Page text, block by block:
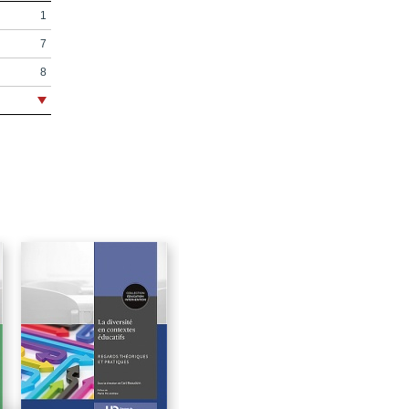
1
7
8
9
91
133
175